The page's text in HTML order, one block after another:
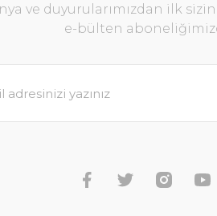
ve duyurularımızdan ilk
e-bülten